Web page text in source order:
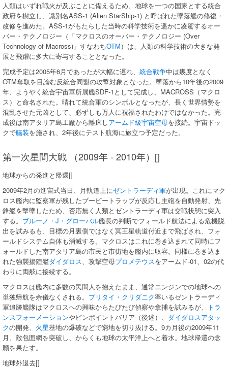
人類はいずれ戦火が及ぶことに備えるため、地球を一つの国家とする統合
政府を樹立し、識別名ASS-1 (Alien StarShip-1) と呼ばれた墜落艦の修復・
改修を進めた。ASS-1がもたらした当時の科学技術を遥かに凌駕するオー
バー・テクノロジー（「マクロスのオーバー・テクノロジー (Over
Technology of Macross)」すなわちOTM）は、人類の科学技術の大きな発
展と飛躍に多大に寄与することとなった。
完成予定は2005年6月であったが大幅に遅れ、 統合戦争中は幾度となく
OTM奪取を目論む反統合同盟の攻撃対象となった。墜落から10年後の2009
年、ようやく統合宇宙軍所属艦SDF-1として完成し、MACROSS（マクロ
ス）と命名された。晴れて統合軍のシンボルとなったが、長く世界情勢を
混乱させた元凶として、必ずしも万人に祝福されたわけではなかった。完
成後は南アタリア島工廠から離床しアームド級宇宙空母を接続。宇宙ドッ
クで艤装を施され、2年後にテスト航海に旅立つ予定だった。
第一次星間大戦 （2009年 - 2010年）[]
地球からの発進と帰還[]
2009年2月の進宙式当日、月軌道上にゼントラーディ軍が出現。これにマク
ロス艦内に監察軍が残したブービートラップが反応し主砲を自動発射、先
鋒艦を撃墜したため、否応無く人類とゼントラーディ軍は交戦状態に突入
する。 ブルーノ・J・グローバル艦長の判断でフォールド航法による危機脱
出を試みるも、目標の月裏側ではなく冥王星軌道付近まで飛ばされ、フォ
ールドシステム自体も消滅する。マクロスはこれに巻き込まれて同時にフ
ォールドした南アタリア島の市民と市街地を艦内に収容。同様に巻き込ま
れた強襲揚陸艦ダイダロス、攻撃空母プロメテウスをアームド-01、02の代
わりに両舷に接続する。
マクロスは艦内に多数の民間人を抱えたまま、通常エンジンでの地球への
単独帰航を余儀なくされる。 ブリタイ・クリダニク率いるゼントラーディ
軍追跡艦隊はマクロスへの興味からたびたび偵察や拿捕を試みるが、
トラ
ンスフォーメーションやピンポイントバリア（後述）、 ダイダロスアタッ
クの開発、 火星基地の爆破などで窮地を切り抜ける。9カ月後の2009年11
月、敵包囲網を突破し、からくも地球の太平洋上へと着水。地球帰還の念
願を果たす。
地球外退去[]